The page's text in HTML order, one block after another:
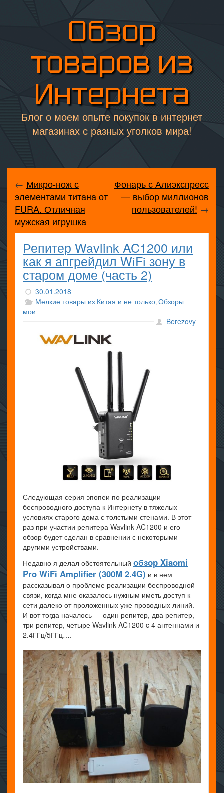
Обзор
товаров из
Интернета
Блог о моем опыте покупок в интернет
магазинах с разных уголков мира!
← Микро-нож с
элементами титана от
FURA. Отличная
мужская игрушка
Фонарь с Алиэкспресс
— выбор миллионов
пользователей! →
Репитер Wavlink AC1200 или
как я апгрейдил WiFi зону в
старом доме (часть 2)
30.01.2018
Мелкие товары из Китая и не только, Обзоры
мои
Berezovy
Следующая серия эпопеи по реализации
беспроводного доступа к Интернету в тяжелых
условиях старого дома с толстыми стенами. В этот
раз при участии репитера Wavlink AC1200 и его
обзор будет сделан в сравнении с некоторыми
другими устройствами.
Недавно я делал обстоятельный обзор Xiaomi
Pro WiFi Amplifier (300M 2.4G) и в нем
рассказывал о проблеме реализации беспроводной
связи, когда мне оказалось нужным иметь доступ к
сети далеко от проложенных уже проводных линий.
И вот тогда началось — один репитер, два репитер,
три репитер, четыре Wavlink AC1200 c 4 антеннами и
2.4ГГц/5ГГц….